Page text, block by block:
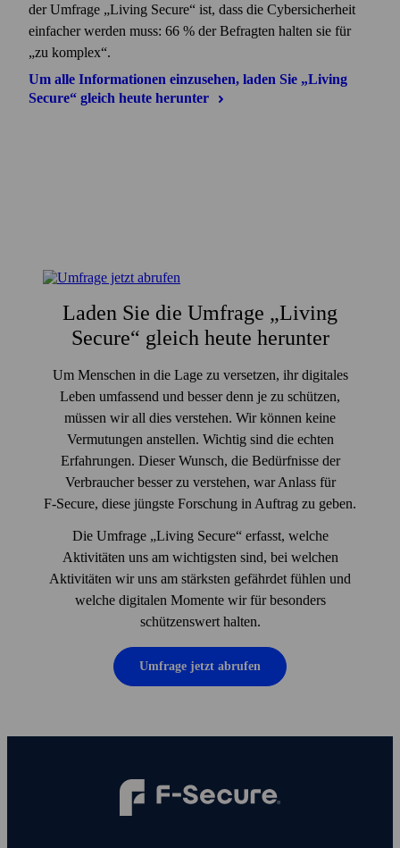
der Umfrage „Living Secure“ ist, dass die Cyber­sicherheit
einfacher werden muss: 66 % der Befragten halten sie für
„zu komplex“.
Um alle Informationen einzusehen, laden Sie „Living
Secure“ gleich heute herunter
Laden Sie die Umfrage „Living
Secure“ gleich heute herunter
Um Menschen in die Lage zu versetzen, ihr digitales
Leben umfassend und besser denn je zu schützen,
müssen wir all dies verstehen. Wir können keine
Vermutungen anstellen. Wichtig sind die echten
Erfahrungen. Dieser Wunsch, die Bedürfnisse der
Verbraucher besser zu verstehen, war Anlass für
F‑Secure, diese jüngste Forschung in Auftrag zu geben.
Die Umfrage „Living Secure“ erfasst, welche
Aktivitäten uns am wichtigsten sind, bei welchen
Aktivitäten wir uns am stärksten gefährdet fühlen und
welche digitalen Momente wir für besonders
schützenswert halten.
Umfrage jetzt abrufen